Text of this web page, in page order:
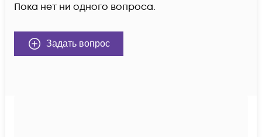
Пока нет ни одного вопроса.
Задать вопрос